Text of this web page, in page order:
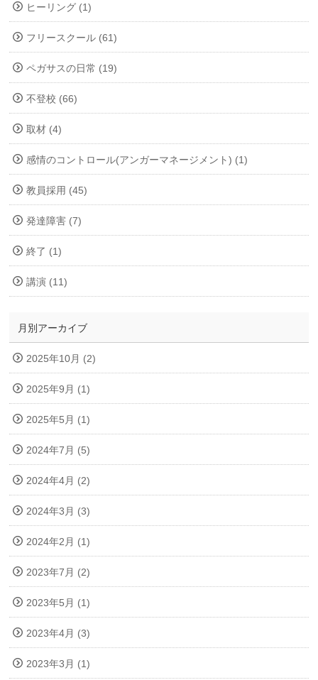
ヒーリング (1)
フリースクール (61)
ペガサスの日常 (19)
不登校 (66)
取材 (4)
感情のコントロール(アンガーマネージメント) (1)
教員採用 (45)
発達障害 (7)
終了 (1)
講演 (11)
月別アーカイブ
2025年10月 (2)
2025年9月 (1)
2025年5月 (1)
2024年7月 (5)
2024年4月 (2)
2024年3月 (3)
2024年2月 (1)
2023年7月 (2)
2023年5月 (1)
2023年4月 (3)
2023年3月 (1)